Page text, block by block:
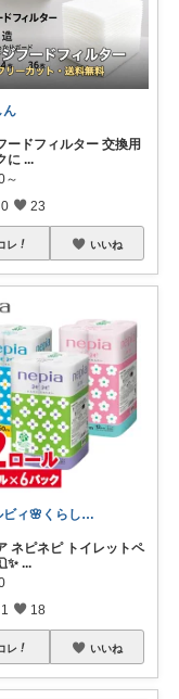
ん
ードフィルター 交換用
に ...
～
0 23
レ いいね
ルビィ🌸くらしのお得帳
ネピネピ トイレットペ
...
1 18
レ いいね